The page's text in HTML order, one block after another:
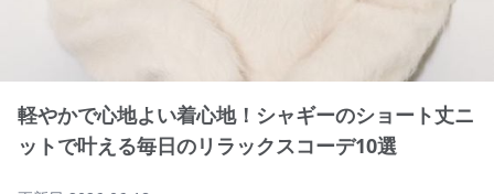
軽やかで心地よい着心地！シャギーのショート丈ニ
ットで叶える毎日のリラックスコーデ10選